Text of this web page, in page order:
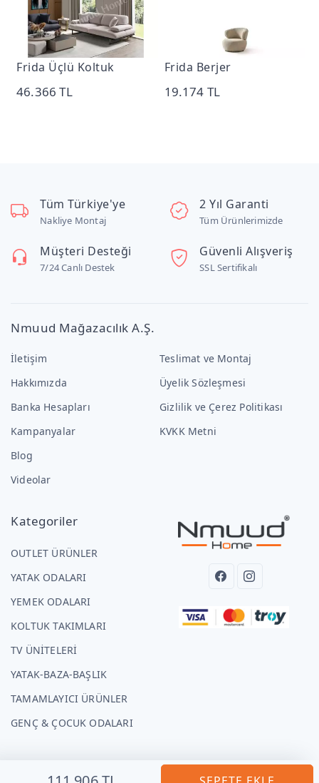
Frida Üçlü Koltuk
46.366 TL
Frida Berjer
19.174 TL
Tüm Türkiye'ye
Nakliye Montaj
2 Yıl Garanti
Tüm Ürünlerimizde
Müşteri Desteği
7/24 Canlı Destek
Güvenli Alışveriş
SSL Sertifikalı
Nmuud Mağazacılık A.Ş.
İletişim
Hakkımızda
Banka Hesapları
Kampanyalar
Blog
Videolar
Teslimat ve Montaj
Üyelik Sözleşmesi
Gizlilik ve Çerez Politikası
KVKK Metni
Kategoriler
OUTLET ÜRÜNLER
YATAK ODALARI
YEMEK ODALARI
KOLTUK TAKIMLARI
TV ÜNİTELERİ
YATAK-BAZA-BAŞLIK
TAMAMLAYICI ÜRÜNLER
GENÇ & ÇOCUK ODALARI